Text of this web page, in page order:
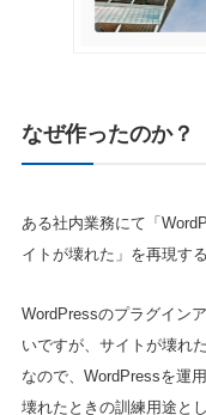
なぜ作ったのか？
ある社内業務にて「
イトが壊れた」を再現す
WordPressのプラグイン
いですが、サイトが壊れ
なので、WordPressを運
壊れたときの訓練用途と